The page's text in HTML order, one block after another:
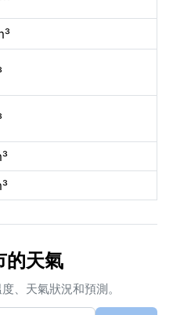
的天氣
、天氣狀況和預測。